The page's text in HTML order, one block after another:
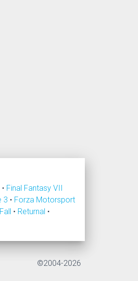
• Final Fantasy VII
3 • Forza Motorsport
• Returnal •
©2004-2026